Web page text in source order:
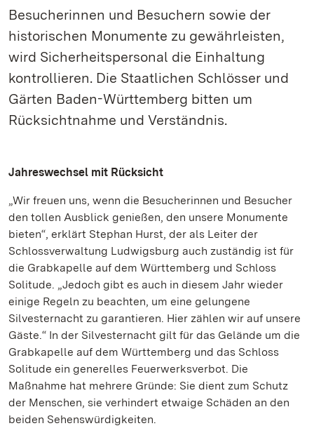
Besucherinnen und Besuchern sowie der
historischen Monumente zu gewährleisten,
wird Sicherheitspersonal die Einhaltung
kontrollieren. Die Staatlichen Schlösser und
Gärten Baden-Württemberg bitten um
Rücksichtnahme und Verständnis.
Jahreswechsel mit Rücksicht
„Wir freuen uns, wenn die Besucherinnen und Besucher
den tollen Ausblick genießen, den unsere Monumente
bieten“, erklärt Stephan Hurst, der als Leiter der
Schlossverwaltung Ludwigsburg auch zuständig ist für
die Grabkapelle auf dem Württemberg und Schloss
Solitude. „Jedoch gibt es auch in diesem Jahr wieder
einige Regeln zu beachten, um eine gelungene
Silvesternacht zu garantieren. Hier zählen wir auf unsere
Gäste.“ In der Silvesternacht gilt für das Gelände um die
Grabkapelle auf dem Württemberg und das Schloss
Solitude ein generelles Feuerwerksverbot. Die
Maßnahme hat mehrere Gründe: Sie dient zum Schutz
der Menschen, sie verhindert etwaige Schäden an den
beiden Sehenswürdigkeiten.